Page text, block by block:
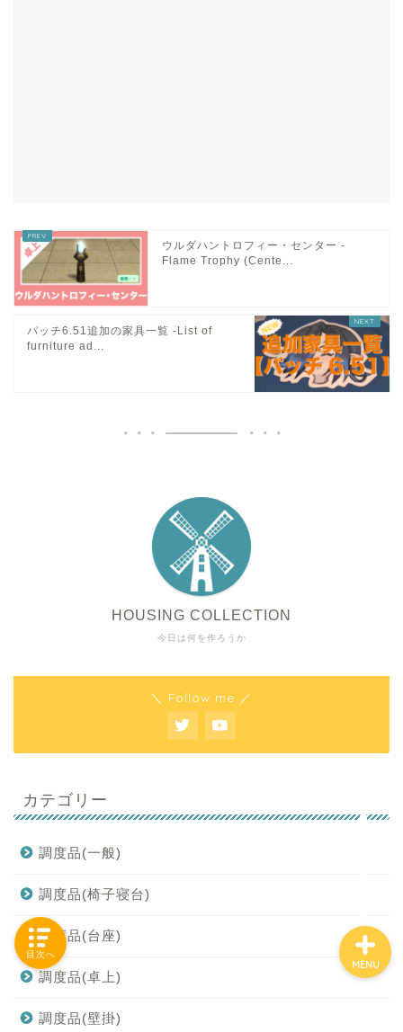
ウルダハントロフィー・センター -
Flame Trophy (Cente...
パッチ6.51追加の家具一覧 -List of
furniture ad...
今日は何を作ろうか
HOUSING COLLECTION
＼ Follow me ／
カテゴリー
調度品(一般)
調度品(椅子寝台)
調度品(台座)
調度品(卓上)
調度品(壁掛)
MENU
「カテゴリー」の一覧 -
Category List-
目次へ